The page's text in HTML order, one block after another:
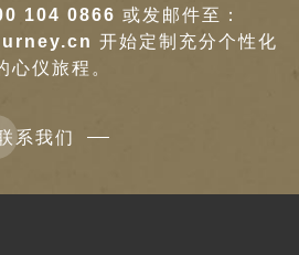
104 0866 或发邮件至：
开始定制充分个性化
心仪旅程。
系我们